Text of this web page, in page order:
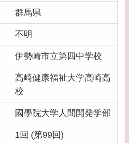
群馬県
不明
伊勢崎市立第四中学校
高崎健康福祉大学高崎高
校
國學院大学人間開発学部
1回 (第99回)